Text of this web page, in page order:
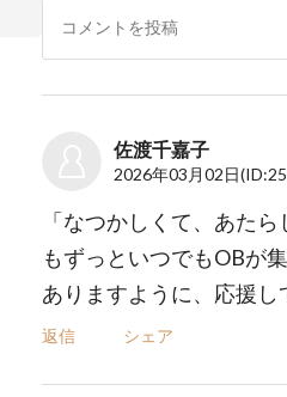
佐渡千嘉子
2026年03月02日
「なつかしくて、あた
もずっといつでもOBが
ありますように、応援し
返信 シェア